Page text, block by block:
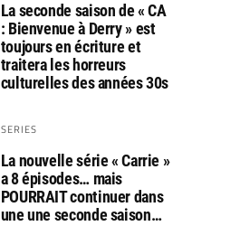
La seconde saison de « CA
: Bienvenue à Derry » est
toujours en écriture et
traitera les horreurs
culturelles des années 30s
SERIES
La nouvelle série « Carrie »
a 8 épisodes… mais
POURRAIT continuer dans
une une seconde saison…